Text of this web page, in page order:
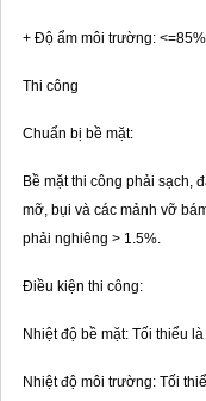
+ Độ ẩm môi trường: <=85%
Thi công
Chuẩn bị bề mặt:
Bề mặt thi công phải sạch,
mỡ, bụi và các mảnh vỡ
phải nghiêng > 1.5%.
Điều kiện thi công:
Nhiệt độ bề mặt: Tối thiểu là
Nhiệt độ môi trường: Tối